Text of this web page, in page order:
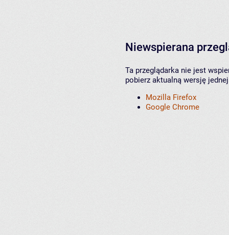
Niewspierana
Ta przeglądarka nie jest
pobierz aktualną wersję
Mozilla Firefox
Google Chrome